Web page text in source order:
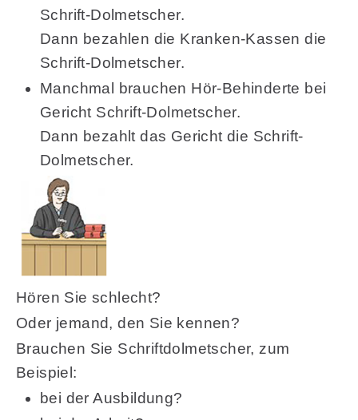
Schrift-Dolmetscher.
Dann bezahlen die Kranken-Kassen die
Schrift-Dolmetscher.
Manchmal brauchen Hör-Behinderte bei
Gericht Schrift-Dolmetscher.
Dann bezahlt das Gericht die Schrift-
Dolmetscher.
Hören Sie schlecht?
Oder jemand, den Sie kennen?
Brauchen Sie Schriftdolmetscher, zum
Beispiel:
bei der Ausbildung?